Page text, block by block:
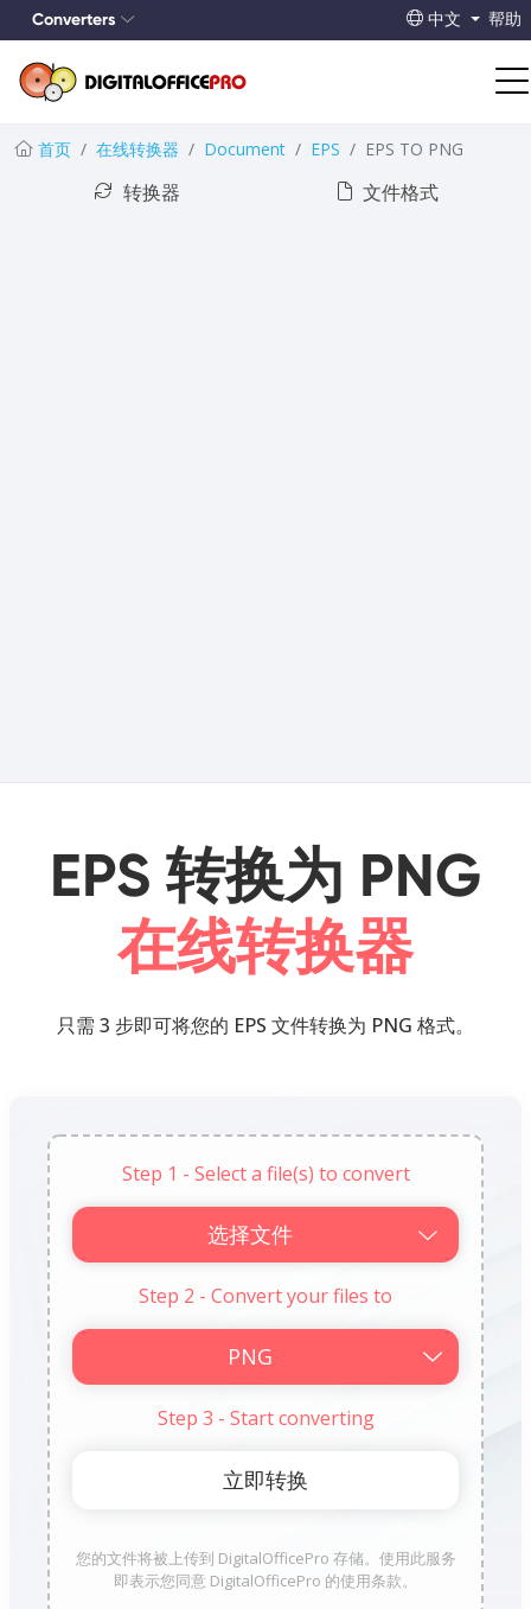
Converters 中文 帮助
首页 在线转换器 Document EPS
EPS TO PNG
转换器
文件格式
EPS 转换为 PNG
在线转换器
只需 3 步即可将您的 EPS 文件转换为 PNG 格式。
Step 1 - Select a file(s) to convert
选择文件
Step 2 - Convert your files to
Step 3 - Start converting
您的文件将被上传到 DigitalOfficePro 存储。使用此服务
即表示您同意 DigitalOfficePro 的使用条款。